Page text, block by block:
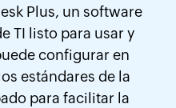
Plus, un software
TI listo para usar y
configurar en
estándares de la
para facilitar la